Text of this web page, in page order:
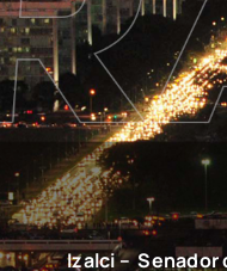
Izalci – Senador